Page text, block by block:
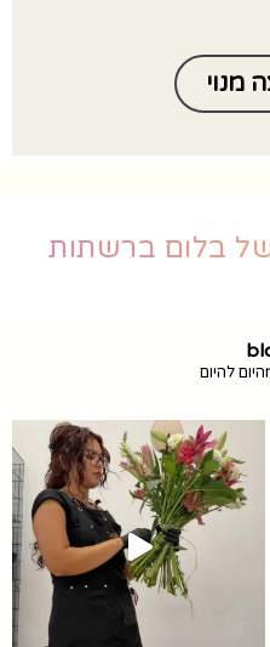
מנוי
בלום ברשתות